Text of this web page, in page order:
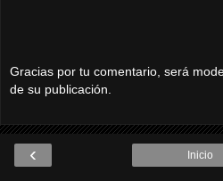
Gracias por tu comentario, será
de su publicación.
‹ Inicio